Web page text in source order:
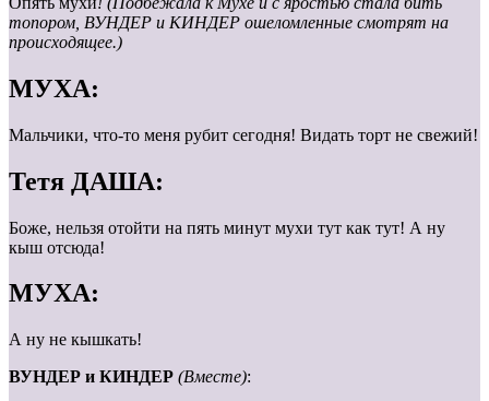
топором, ВУНДЕР и КИНДЕР ошеломленные смотрят на
происходящее.)
МУХА:
Мальчики, что-то меня рубит сегодня! Видать торт не свежий!
Тетя ДАША:
Боже, нельзя отойти на пять минут мухи тут как тут! А ну
кыш отсюда!
МУХА:
А ну не кышкать!
ВУНДЕР и КИНДЕР (Вместе):